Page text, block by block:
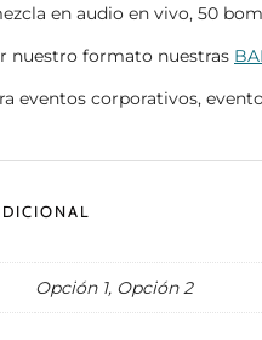
en audio en vivo, 50
nuestro formato nuestras
eventos corporativos,
Opción 1, Opción 2